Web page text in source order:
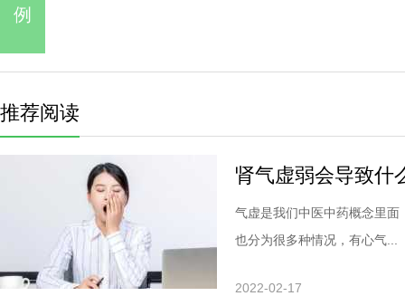
例
推荐阅读
肾气虚弱会导致什
气虚是我们中医中药概念里
也分为很多种情况，有心气...
2022-02-17